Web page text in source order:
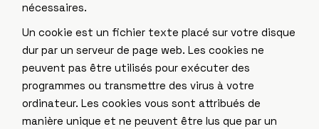
nécessaires.
Un cookie est un fichier texte placé sur votre disque
dur par un serveur de page web. Les cookies ne
peuvent pas être utilisés pour exécuter des
programmes ou transmettre des virus à votre
ordinateur. Les cookies vous sont attribués de
manière unique et ne peuvent être lus que par un